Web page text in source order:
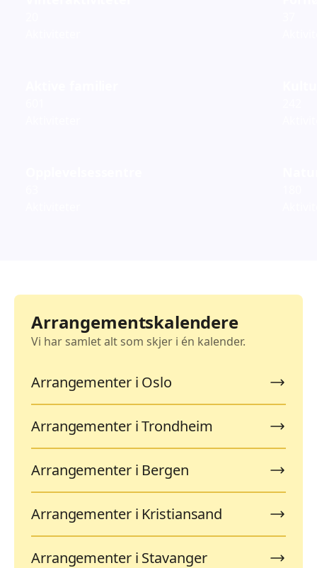
Arrangementskalendere
Vi har samlet alt som skjer i én kalender.
Arrangementer i Oslo
Arrangementer i Trondheim
Arrangementer i Bergen
Arrangementer i Kristiansand
Arrangementer i Stavanger